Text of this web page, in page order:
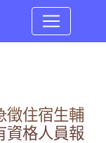
徵住宿生輔
資格人員報